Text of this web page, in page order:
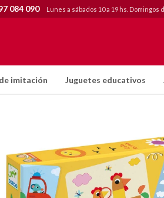
imitación Juguetes educativos
084 090 Lunes a sábados 10 a 19 hs. Domingos